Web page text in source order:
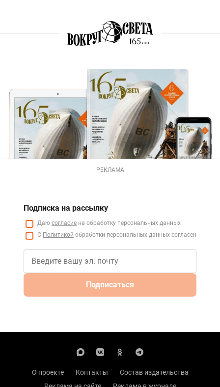
РЕКЛАМА
Подписка на рассылку
Даю согласие на обработку персональных данных
С Политикой обработки персональных данных согласен
Подписаться
О проекте Контакты
Состав издательства